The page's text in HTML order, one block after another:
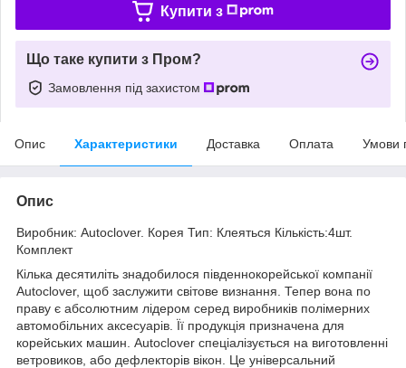
Купити з
Що таке купити з Пром?
Замовлення під захистом
Опис Характеристики Доставка Оплата Умови
Опис
Виробник: Autoclover. Корея Тип: Клеяться Кількість:4шт.
Комплект
Кілька десятиліть знадобилося південнокорейської компанії
Autoclover, щоб заслужити світове визнання. Тепер вона по
праву є абсолютним лідером серед виробників полімерних
автомобільних аксесуарів. Її продукція призначена для
корейських машин. Autoclover спеціалізується на виготовленні
ветровиков, або дефлекторів вікон. Це універсальний